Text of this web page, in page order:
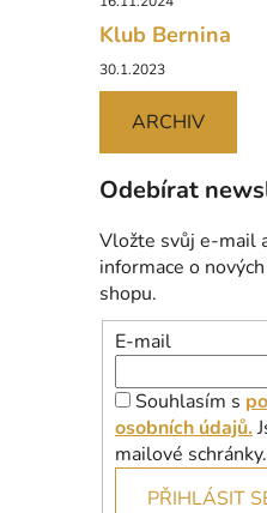
Klub Bernina
30.1.2023
ARCHIV
Odebírat
Vložte svůj e-mail
informace o
shopu.
E-mail
Souhlasím s
osobních údajů.
mailové schránky.
PŘIHLÁSIT